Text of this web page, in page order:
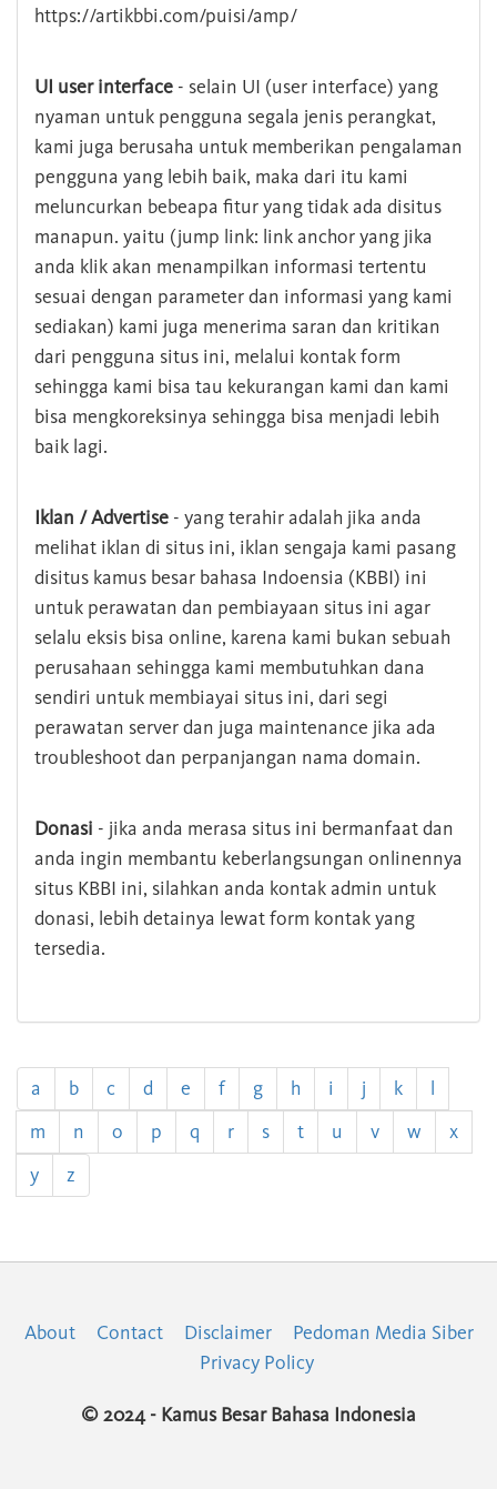
https://artikbbi.com/puisi/amp/
UI user interface - selain UI (user interface) yang
nyaman untuk pengguna segala jenis perangkat,
kami juga berusaha untuk memberikan pengalaman
pengguna yang lebih baik, maka dari itu kami
meluncurkan bebeapa fitur yang tidak ada disitus
manapun. yaitu (jump link: link anchor yang jika
anda klik akan menampilkan informasi tertentu
sesuai dengan parameter dan informasi yang kami
sediakan) kami juga menerima saran dan kritikan
dari pengguna situs ini, melalui kontak form
sehingga kami bisa tau kekurangan kami dan kami
bisa mengkoreksinya sehingga bisa menjadi lebih
baik lagi.
Iklan / Advertise - yang terahir adalah jika anda
melihat iklan di situs ini, iklan sengaja kami pasang
disitus kamus besar bahasa Indoensia (KBBI) ini
untuk perawatan dan pembiayaan situs ini agar
selalu eksis bisa online, karena kami bukan sebuah
perusahaan sehingga kami membutuhkan dana
sendiri untuk membiayai situs ini, dari segi
perawatan server dan juga maintenance jika ada
troubleshoot dan perpanjangan nama domain.
Donasi - jika anda merasa situs ini bermanfaat dan
anda ingin membantu keberlangsungan onlinennya
situs KBBI ini, silahkan anda kontak admin untuk
donasi, lebih detainya lewat form kontak yang
tersedia.
a b c d e f g h i j k
l
m
n o p q r s t u v w
x
y
z
About Contact Disclaimer
Pedoman Media Siber
Privacy Policy
© 2024 - Kamus Besar Bahasa Indonesia